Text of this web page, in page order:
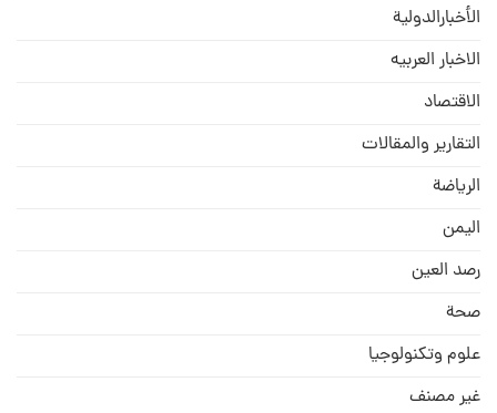
الأخبارالدولية
الاخبار العربيه
الاقتصاد
التقارير والمقالات
الریاضة
الیمن
رصد العین
صحة
علوم وتكنولوجيا
غير مصنف